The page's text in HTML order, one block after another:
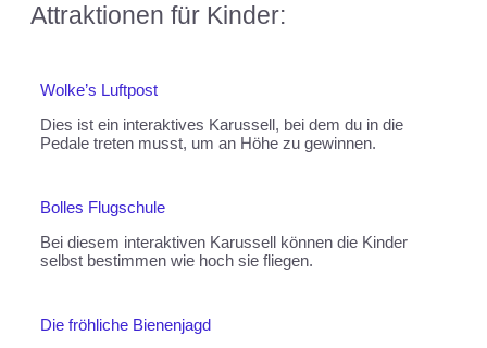
Attraktionen für Kinder:
Wolke’s Luftpost
Dies ist ein interaktives Karussell, bei dem du in die
Pedale treten musst, um an Höhe zu gewinnen.
Bolles Flugschule
Bei diesem interaktiven Karussell können die Kinder
selbst bestimmen wie hoch sie fliegen.
Die fröhliche Bienenjagd